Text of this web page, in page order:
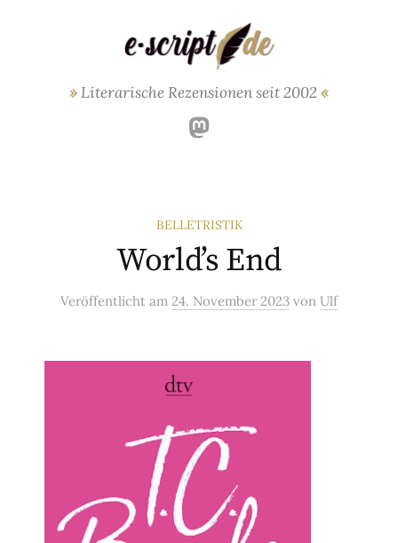
Literarische Rezensionen seit 2002
Mastodon
BELLETRISTIK
World’s End
Veröffentlicht am 24. November 2023 von Ulf